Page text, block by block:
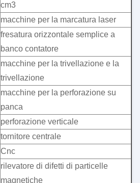
cm3
macchine per la marcatura laser
fresatura orizzontale semplice a
banco contatore
macchine per la trivellazione e la
trivellazione
macchine per la perforazione su
panca
perforazione verticale
tornitore centrale
Cnc
rilevatore di difetti di particelle
magnetiche